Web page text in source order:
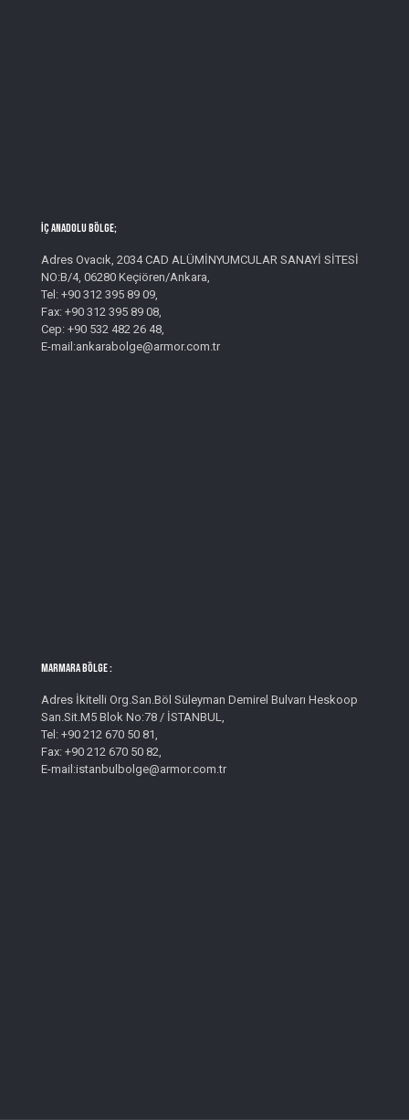
İç Anadolu Bölge;
Adres Ovacık, 2034 CAD ALÜMİNYUMCULAR SANAYİ SİTESİ
NO:B/4, 06280 Keçiören/Ankara,
Tel: +90 312 395 89 09,
Fax: +90 312 395 89 08,
Cep: +90 532 482 26 48,
E-mail:ankarabolge@armor.com.tr
MARMARA BÖLGE :
Adres İkitelli Org.San.Böl Süleyman Demirel Bulvarı Heskoop
San.Sit.M5 Blok No:78 / İSTANBUL,
Tel: +90 212 670 50 81,
Fax: +90 212 670 50 82,
E-mail:istanbulbolge@armor.com.tr